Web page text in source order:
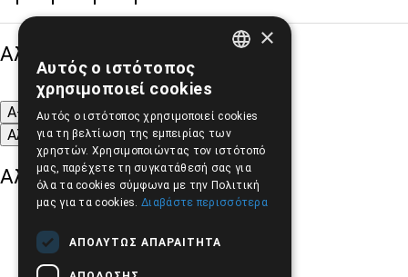
Αλλαγή Μεγέθους
A- A+
A
Αλλαγή Γραμματοσειράς
Αλλαγή Χρώματος
×
Αυτός ο ιστότοπος
χρησιμοποιεί cookies
Αυτός ο ιστότοπος χρησιμοποιεί cookies
για τη βελτίωση της εμπειρίας των
χρηστών. Χρησιμοποιώντας τον ιστότοπό
μας, παρέχετε τη συγκατάθεσή σας για
όλα τα cookies σύμφωνα με την Πολιτική
μας για τα cookies. Διαβάστε περισσότερα
ΑΠΟΛΎΤΩΣ ΑΠΑΡΑΊΤΗΤΑ